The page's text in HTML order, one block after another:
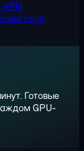
стол,
Готовые
GPU-